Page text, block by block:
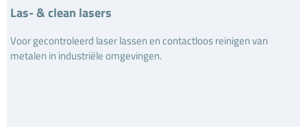
Las- & clean lasers
Voor gecontroleerd laser lassen en contactloos reinigen van
metalen in industriële omgevingen.